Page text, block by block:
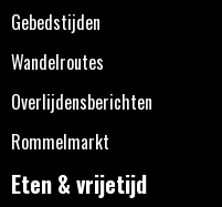
Gebedstijden
Wandelroutes
Overlijdensberichten
Rommelmarkt
Eten & vrijetijd